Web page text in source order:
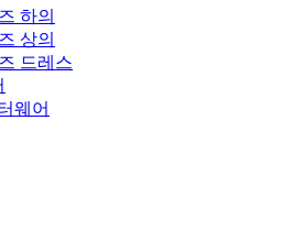
하의
상의
드레스
웨어